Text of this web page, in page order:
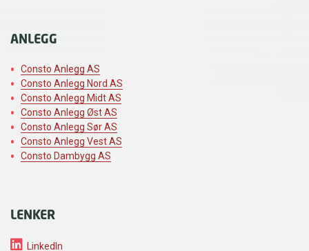
ANLEGG
Consto Anlegg AS
Consto Anlegg Nord AS
Consto Anlegg Midt AS
Consto Anlegg Øst AS
Consto Anlegg Sør AS
Consto Anlegg Vest AS
Consto Dambygg AS
LENKER
LinkedIn